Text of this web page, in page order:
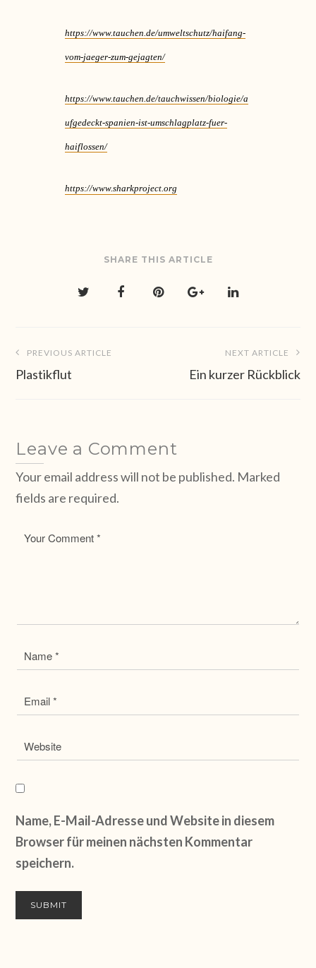
https://www.tauchen.de/umweltschutz/haifang-
vom-jaeger-zum-gejagten/
https://www.tauchen.de/tauchwissen/biologie/a
ufgedeckt-spanien-ist-umschlagplatz-fuer-
haiflossen/
https://www.sharkproject.org
SHARE THIS ARTICLE
PREVIOUS ARTICLE
Plastikflut
NEXT ARTICLE
Ein kurzer Rückblick
Leave a Comment
Your email address will not be published. Marked
fields are required.
Name, E-Mail-Adresse und Website in diesem
Browser für meinen nächsten Kommentar
speichern.